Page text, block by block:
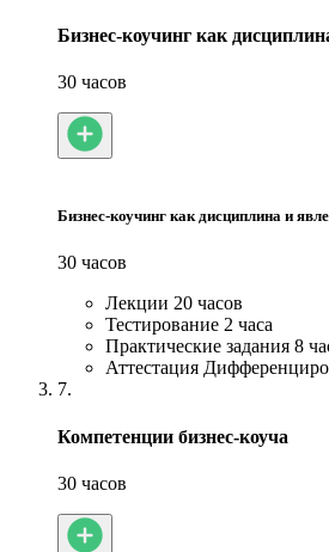
Бизнес-коучинг как
30 часов
Бизнес-коучинг как дисциплина и
30 часов
Лекции 20 часов
Тестирование 2 часа
Практические задания 8
Аттестация
7.
Компетенции бизнес-коуча
30 часов